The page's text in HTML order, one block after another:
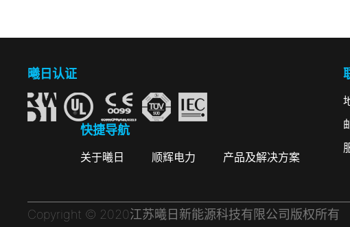
曦日认证
快捷导航
关于曦日 顺辉电力 产品及解决方案
Copyright © 2020江苏曦日新能源科技有限公司版权所有